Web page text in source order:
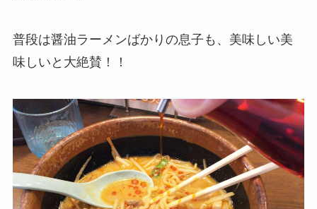
普段は醤油ラーメンばかりの息子も、美味しい美
味しいと大絶賛！！